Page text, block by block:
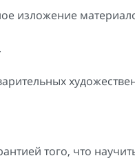
изложение
того, что